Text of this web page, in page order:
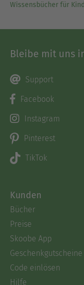
Wissensbücher für
Bleibe mit uns
Support
Facebook
Instagram
Pinterest
TikTok
Kunden
Bücher
Preise
Skoobe App
Geschenkgutscheine
Code einlösen
Hilfe